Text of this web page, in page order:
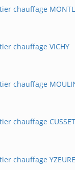
chauffage
chauffage VICHY
chauffage
chauffage CUSSET
chauffage YZEURE